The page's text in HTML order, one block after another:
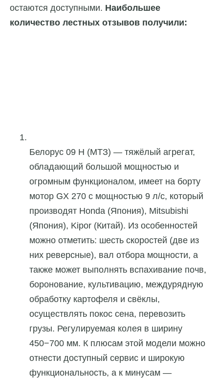
остаются доступными. Наибольшее
количество лестных отзывов получили:
Белорус 09 Н (МТЗ) — тяжёлый агрегат,
обладающий большой мощностью и
огромным функционалом, имеет на борту
мотор GX 270 с мощностью 9 л/с, который
производят Honda (Япония), Mitsubishi
(Япония), Kipor (Китай). Из особенностей
можно отметить: шесть скоростей (две из
них реверсные), вал отбора мощности, а
также может выполнять вспахивание почв,
боронование, культивацию, междурядную
обработку картофеля и свёклы,
осуществлять покос сена, перевозить
грузы. Регулируемая колея в ширину
450−700 мм. К плюсам этой модели можно
отнести доступный сервис и широкую
функциональность, а к минусам —